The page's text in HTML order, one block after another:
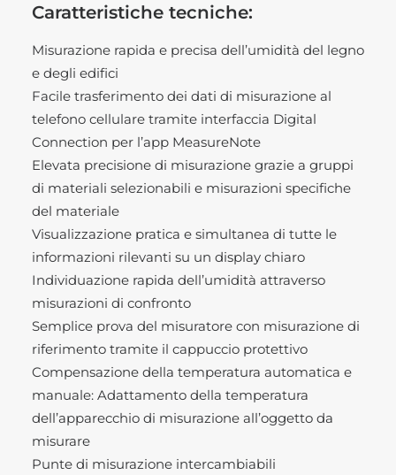
Caratteristiche tecniche:
Misurazione rapida e precisa dell’umidità del legno
e degli edifici
Facile trasferimento dei dati di misurazione al
telefono cellulare tramite interfaccia Digital
Connection per l’app MeasureNote
Elevata precisione di misurazione grazie a gruppi
di materiali selezionabili e misurazioni specifiche
del materiale
Visualizzazione pratica e simultanea di tutte le
informazioni rilevanti su un display chiaro
Individuazione rapida dell’umidità attraverso
misurazioni di confronto
Semplice prova del misuratore con misurazione di
riferimento tramite il cappuccio protettivo
Compensazione della temperatura automatica e
manuale: Adattamento della temperatura
dell’apparecchio di misurazione all’oggetto da
misurare
Punte di misurazione intercambiabili